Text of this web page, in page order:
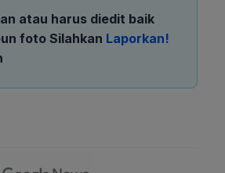
atau harus diedit baik
foto Silahkan Laporkan!